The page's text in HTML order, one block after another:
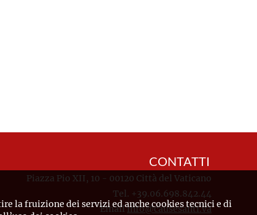
CONTATTI
Piazza Pio XII, 10 - 00120 Città del Vaticano
Tel. +39.06.698.842.44
Emailinfo@causesanti.va
la fruizione dei servizi ed anche cookies tecnici e di